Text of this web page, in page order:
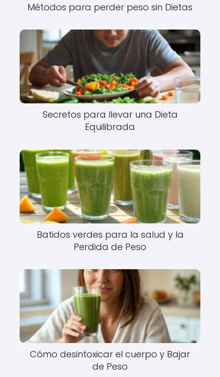
Métodos para perder peso sin Dietas
Secretos para llevar una Dieta
Equilibrada
Batidos verdes para la salud y la
Perdida de Peso
Cómo desintoxicar el cuerpo y Bajar
de Peso